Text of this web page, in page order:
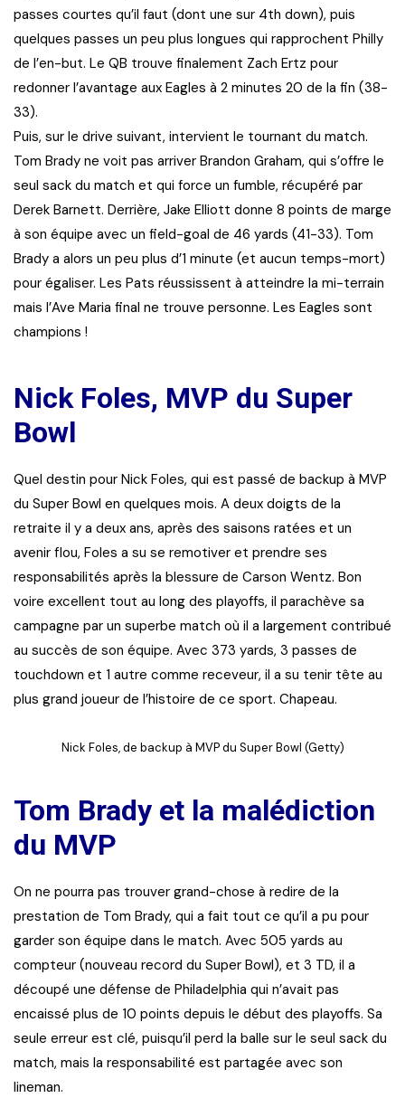
passes courtes qu’il faut (dont une sur 4th down), puis
quelques passes un peu plus longues qui rapprochent Philly
de l’en-but. Le QB trouve finalement Zach Ertz pour
redonner l’avantage aux Eagles à 2 minutes 20 de la fin (38-
33).
Puis, sur le drive suivant, intervient le tournant du match.
Tom Brady ne voit pas arriver Brandon Graham, qui s’offre le
seul sack du match et qui force un fumble, récupéré par
Derek Barnett. Derrière, Jake Elliott donne 8 points de marge
à son équipe avec un field-goal de 46 yards (41-33). Tom
Brady a alors un peu plus d’1 minute (et aucun temps-mort)
pour égaliser. Les Pats réussissent à atteindre la mi-terrain
mais l’Ave Maria final ne trouve personne. Les Eagles sont
champions !
Nick Foles, MVP du Super
Bowl
Quel destin pour Nick Foles, qui est passé de backup à MVP
du Super Bowl en quelques mois. A deux doigts de la
retraite il y a deux ans, après des saisons ratées et un
avenir flou, Foles a su se remotiver et prendre ses
responsabilités après la blessure de Carson Wentz. Bon
voire excellent tout au long des playoffs, il parachève sa
campagne par un superbe match où il a largement contribué
au succès de son équipe. Avec 373 yards, 3 passes de
touchdown et 1 autre comme receveur, il a su tenir tête au
plus grand joueur de l’histoire de ce sport. Chapeau.
Nick Foles, de backup à MVP du Super Bowl (Getty)
Tom Brady et la malédiction
du MVP
On ne pourra pas trouver grand-chose à redire de la
prestation de Tom Brady, qui a fait tout ce qu’il a pu pour
garder son équipe dans le match. Avec 505 yards au
compteur (nouveau record du Super Bowl), et 3 TD, il a
découpé une défense de Philadelphia qui n’avait pas
encaissé plus de 10 points depuis le début des playoffs. Sa
seule erreur est clé, puisqu’il perd la balle sur le seul sack du
match, mais la responsabilité est partagée avec son
lineman.